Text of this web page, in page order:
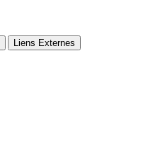
Liens Externes